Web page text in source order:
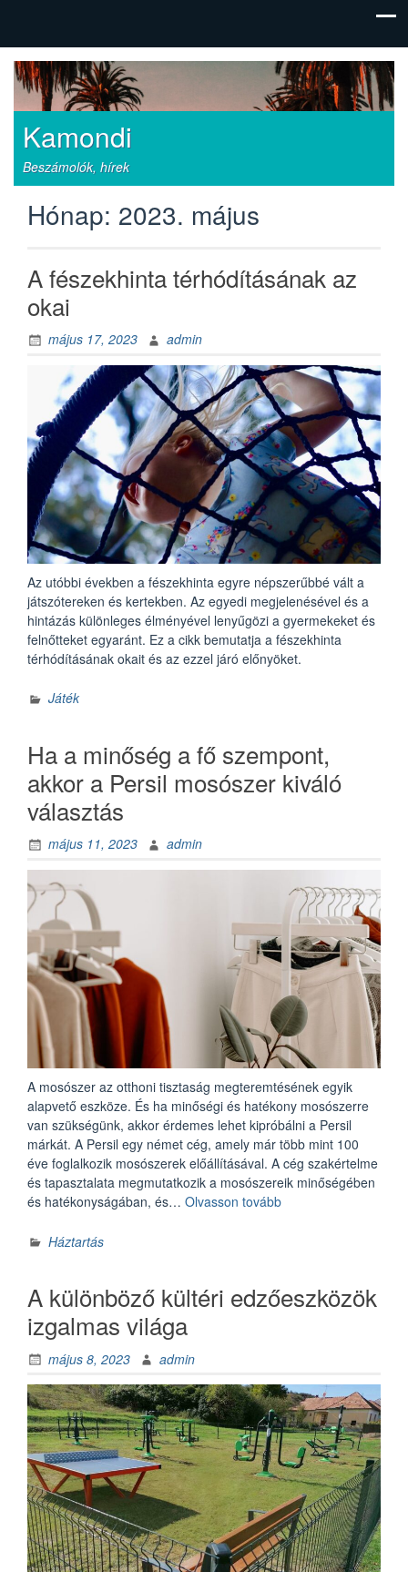
Kamondi
Beszámolók, hírek
Hónap: 2023. május
A fészekhinta térhódításának az
okai
május 17, 2023 admin
Az utóbbi években a fészekhinta egyre népszerűbbé vált a
játszótereken és kertekben. Az egyedi megjelenésével és a
hintázás különleges élményével lenyűgözi a gyermekeket és
felnőtteket egyaránt. Ez a cikk bemutatja a fészekhinta
térhódításának okait és az ezzel járó előnyöket.
Játék
Ha a minőség a fő szempont,
akkor a Persil mosószer kiváló
választás
május 11, 2023 admin
A mosószer az otthoni tisztaság megteremtésének egyik
alapvető eszköze. És ha minőségi és hatékony mosószerre
van szükségünk, akkor érdemes lehet kipróbálni a Persil
márkát. A Persil egy német cég, amely már több mint 100
éve foglalkozik mosószerek előállításával. A cég szakértelme
és tapasztalata megmutatkozik a mosószereik minőségében
és hatékonyságában, és… Olvasson tovább„Ha
szempont,
kiváló
választás”
Háztartás
A különböző kültéri edzőeszközök
izgalmas világa
május 8, 2023 admin